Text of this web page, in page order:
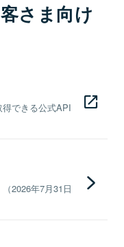
さま向け
できる公式API
2026年7月31日